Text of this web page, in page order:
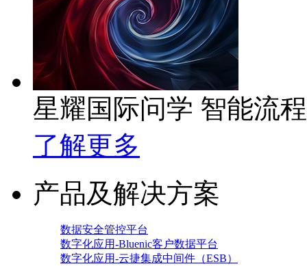
星耀国际问学 智能流
了解更多
产品及解决方案
数据安全管控平台
数字化应用-Bluenic客户数据平台
数字化应用-云捷集成中间件（ESB）